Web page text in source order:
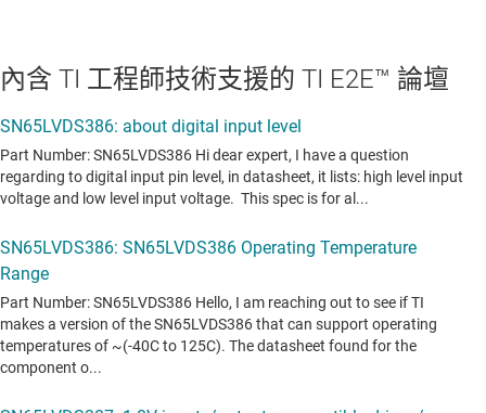
內含 TI 工程師技術支援的 TI E2E™ 論壇